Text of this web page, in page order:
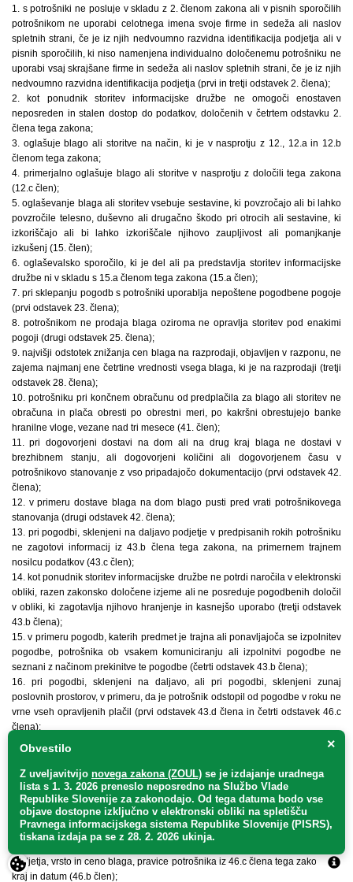
1. s potrošniki ne posluje v skladu z 2. členom zakona ali v pisnih sporočilih
potrošnikom ne uporabi celotnega imena svoje firme in sedeža ali naslov
spletnih strani, če je iz njih nedvoumno razvidna identifikacija podjetja ali v
pisnih sporočilih, ki niso namenjena individualno določenemu potrošniku ne
uporabi vsaj skrajšane firme in sedeža ali naslov spletnih strani, če je iz njih
nedvoumno razvidna identifikacija podjetja (prvi in tretji odstavek 2. člena);
2. kot ponudnik storitev informacijske družbe ne omogoči enostaven
neposreden in stalen dostop do podatkov, določenih v četrtem odstavku 2.
člena tega zakona;
3. oglašuje blago ali storitve na način, ki je v nasprotju z 12., 12.a in 12.b
členom tega zakona;
4. primerjalno oglašuje blago ali storitve v nasprotju z določili tega zakona
(12.c člen);
5. oglaševanje blaga ali storitev vsebuje sestavine, ki povzročajo ali bi lahko
povzročile telesno, duševno ali drugačno škodo pri otrocih ali sestavine, ki
izkoriščajo ali bi lahko izkoriščale njihovo zaupljivost ali pomanjkanje
izkušenj (15. člen);
6. oglaševalsko sporočilo, ki je del ali pa predstavlja storitev informacijske
družbe ni v skladu s 15.a členom tega zakona (15.a člen);
7. pri sklepanju pogodb s potrošniki uporablja nepoštene pogodbene pogoje
(prvi odstavek 23. člena);
8. potrošnikom ne prodaja blaga oziroma ne opravlja storitev pod enakimi
pogoji (drugi odstavek 25. člena);
9. najvišji odstotek znižanja cen blaga na razprodaji, objavljen v razponu, ne
zajema najmanj ene četrtine vrednosti vsega blaga, ki je na razprodaji (tretji
odstavek 28. člena);
10. potrošniku pri končnem obračunu od predplačila za blago ali storitev ne
obračuna in plača obresti po obrestni meri, po kakršni obrestujejo banke
hranilne vloge, vezane nad tri mesece (41. člen);
11. pri dogovorjeni dostavi na dom ali na drug kraj blaga ne dostavi v
brezhibnem stanju, ali dogovorjeni količini ali dogovorjenem času v
potrošnikovo stanovanje z vso pripadajočo dokumentacijo (prvi odstavek 42.
člena);
12. v primeru dostave blaga na dom blago pusti pred vrati potrošnikovega
stanovanja (drugi odstavek 42. člena);
13. pri pogodbi, sklenjeni na daljavo podjetje v predpisanih rokih potrošniku
ne zagotovi informacij iz 43.b člena tega zakona, na primernem trajnem
nosilcu podatkov (43.c člen);
14. kot ponudnik storitev informacijske družbe ne potrdi naročila v elektronski
obliki, razen zakonsko določene izjeme ali ne posreduje pogodbenih določil
v obliki, ki zagotavlja njihovo hranjenje in kasnejšo uporabo (tretji odstavek
43.b člena);
15. v primeru pogodb, katerih predmet je trajna ali ponavljajoča se izpolnitev
pogodbe, potrošnika ob vsakem komuniciranju ali izpolnitvi pogodbe ne
seznani z načinom prekinitve te pogodbe (četrti odstavek 43.b člena);
16. pri pogodbi, sklenjeni na daljavo, ali pri pogodbi, sklenjeni zunaj
poslovnih prostorov, v primeru, da je potrošnik odstopil od pogodbe v roku ne
vrne vseh opravljenih plačil (prvi odstavek 43.d člena in četrti odstavek 46.c
člena);
17. uporablja sistem klicev brez posredovanja človeka, faksimile napravo in
sporočilo namenjeno (prvi odstavek 45.a člena);
18. potrošniku pošilja sporočila, ki so namenjena sklenitvi pogodbe za
dobavo kateregakoli blaga ali katerekoli storitve, čeprav potrošnik izjavi, da
jih ne želi več prejemati (tretji odstavek 45.a člena);
19. pri pogodbi, sklenjeni zunaj poslovnih prostorov, v predpisanih rokih
potrošniku ne izroči pisnega obvestila, ki vsebuje vsaj firmo in sedež
podjetja, vrsto in ceno blaga, pravice potrošnika iz 46.c člena tega zakona ter
kraj in datum (46.b člen);
×
Obvestilo
Z uveljavitvijo novega zakona (ZOUL) se je izdajanje uradnega
lista s 1. 3. 2026 preneslo neposredno na Službo Vlade
Republike Slovenije za zakonodajo. Od tega datuma bodo vse
objave dostopne izključno v elektronski obliki na spletišču
Pravnega informacijskega sistema Republike Slovenije (PISRS),
tiskana izdaja pa se z 28. 2. 2026 ukinja.